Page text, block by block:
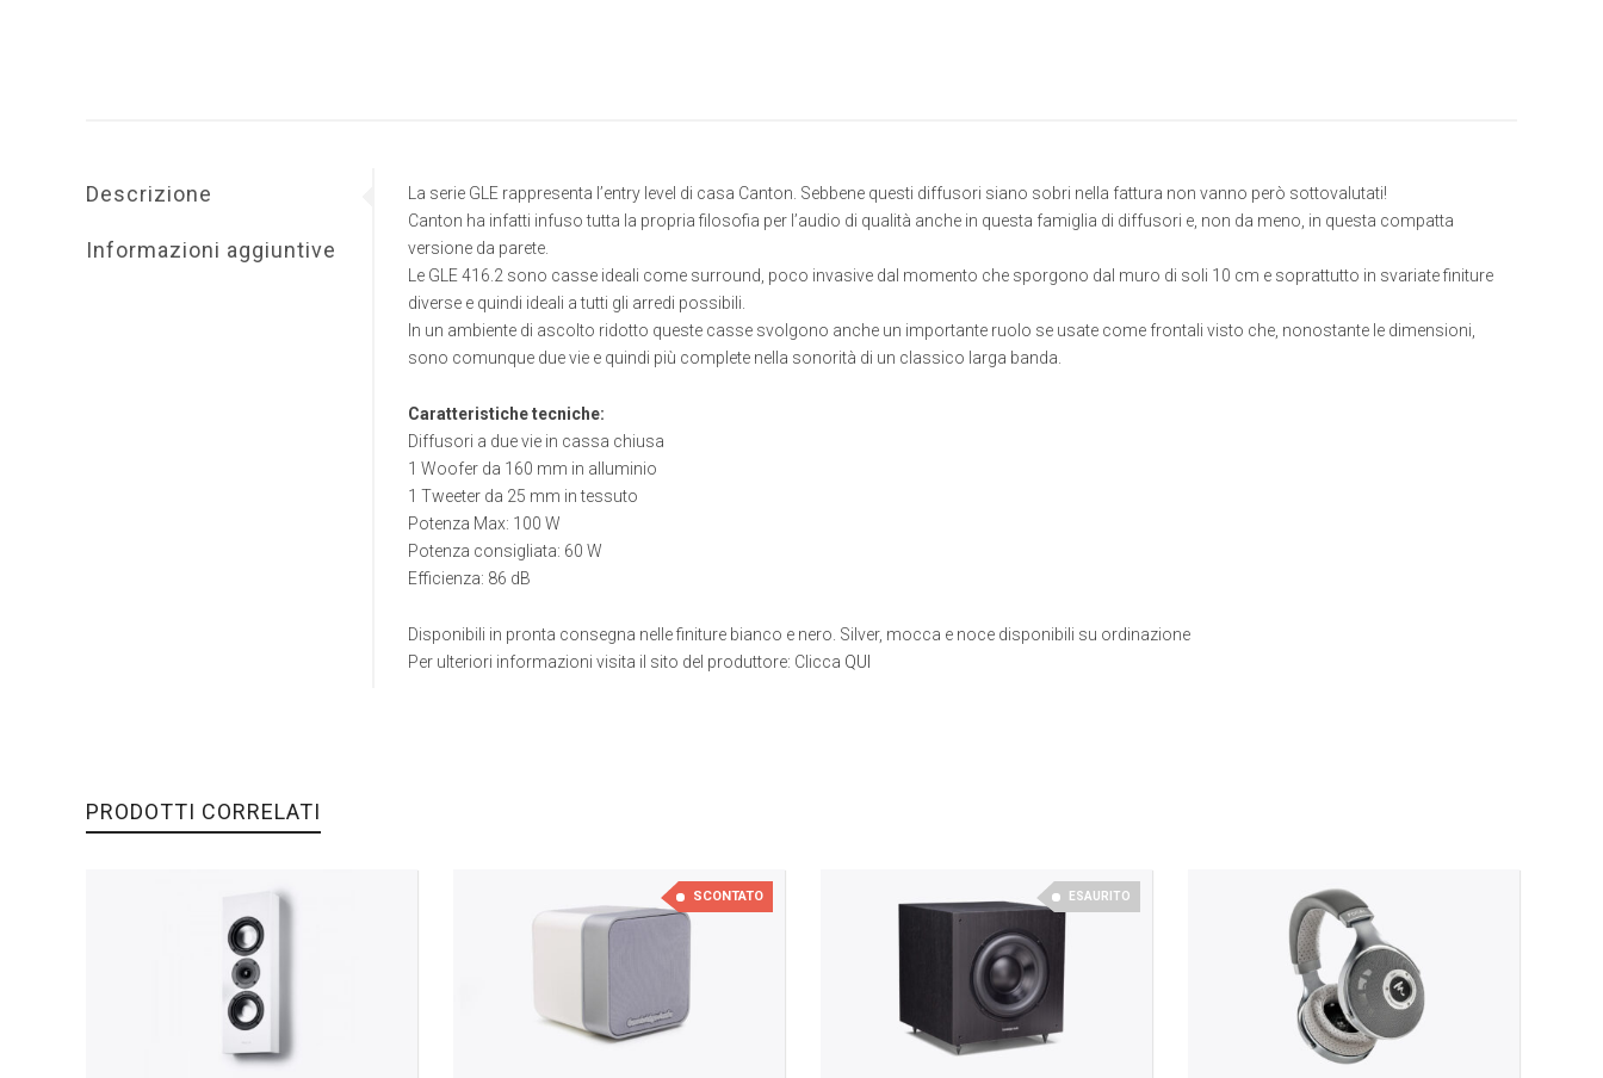
Descrizione
Informazioni aggiuntive
La serie GLE rappresenta l’entry level di casa Canton. Sebbene questi diffusori siano sobri nella fattura non vanno però sottovalutati!
Canton ha infatti infuso tutta la propria filosofia per l’audio di qualità anche in questa famiglia di diffusori e, non da meno, in questa compatta
versione da parete.
Le GLE 416.2 sono casse ideali come surround, poco invasive dal momento che sporgono dal muro di soli 10 cm e soprattutto in svariate finiture
diverse e quindi ideali a tutti gli arredi possibili.
In un ambiente di ascolto ridotto queste casse svolgono anche un importante ruolo se usate come frontali visto che, nonostante le dimensioni,
sono comunque due vie e quindi più complete nella sonorità di un classico larga banda.
Caratteristiche tecniche:
Diffusori a due vie in cassa chiusa
1 Woofer da 160 mm in alluminio
1 Tweeter da 25 mm in tessuto
Potenza Max: 100 W
Potenza consigliata: 60 W
Efficienza: 86 dB
Disponibili in pronta consegna nelle finiture bianco e nero. Silver, mocca e noce disponibili su ordinazione
Per ulteriori informazioni visita il sito del produttore: Clicca QUI
PRODOTTI CORRELATI
SCONTATO ESAURITO